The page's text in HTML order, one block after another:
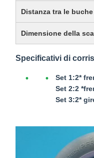
Distanza tra le buche
Dimensione della
Specificativi di
Set 1:2*
Set 2:2
Set 3:2*